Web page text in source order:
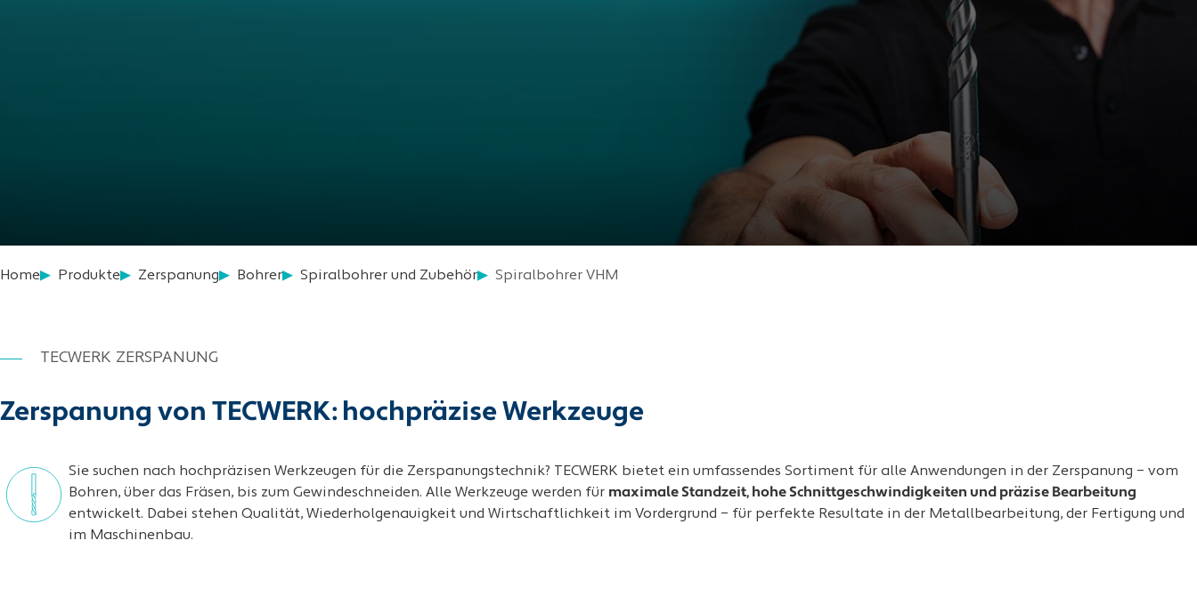
Home Produkte Zerspanung Bohrer Spiralbohrer und Zubehör Spiralbohrer VHM
Zerspanung von TECWERK: hochpräzise Werkzeuge
TECWERK ZERSPANUNG
Sie suchen nach hochpräzisen Werkzeugen für die Zerspanungstechnik? TECWERK bietet ein umfassendes Sortiment für alle Anwendungen in der Zerspanung – vom
Bohren, über das Fräsen, bis zum Gewindeschneiden. Alle Werkzeuge werden für maximale Standzeit, hohe Schnittgeschwindigkeiten und präzise Bearbeitung
entwickelt. Dabei stehen Qualität, Wiederholgenauigkeit und Wirtschaftlichkeit im Vordergrund – für perfekte Resultate in der Metallbearbeitung, der Fertigung und
im Maschinenbau.